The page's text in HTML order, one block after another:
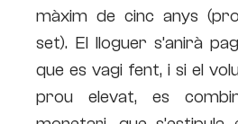
màxim de cinc anys
set). El lloguer s’anirà
que es vagi fent, i si el
prou elevat, es